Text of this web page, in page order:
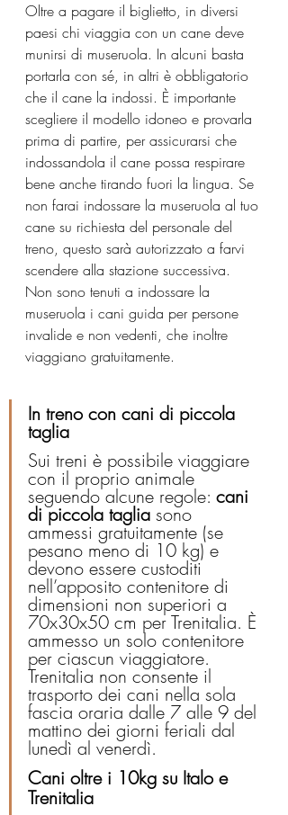
Oltre a pagare il biglietto, in diversi
paesi chi viaggia con un cane deve
munirsi di museruola. In alcuni basta
portarla con sé, in altri è obbligatorio
che il cane la indossi. È importante
scegliere il modello idoneo e provarla
prima di partire, per assicurarsi che
indossandola il cane possa respirare
bene anche tirando fuori la lingua. Se
non farai indossare la museruola al tuo
cane su richiesta del personale del
treno, questo sarà autorizzato a farvi
scendere alla stazione successiva.
Non sono tenuti a indossare la
museruola i cani guida per persone
invalide e non vedenti, che inoltre
viaggiano gratuitamente.
In treno con cani di piccola
taglia
Sui treni è possibile viaggiare
con il proprio animale
seguendo alcune regole: cani
di piccola taglia sono
ammessi gratuitamente (se
pesano meno di 10 kg) e
devono essere custoditi
nell’apposito contenitore di
dimensioni non superiori a
70x30x50 cm per Trenitalia. È
ammesso un solo contenitore
per ciascun viaggiatore.
Trenitalia non consente il
trasporto dei cani nella sola
fascia oraria dalle 7 alle 9 del
mattino dei giorni feriali dal
lunedì al venerdì.
Cani oltre i 10kg su Italo e
Trenitalia